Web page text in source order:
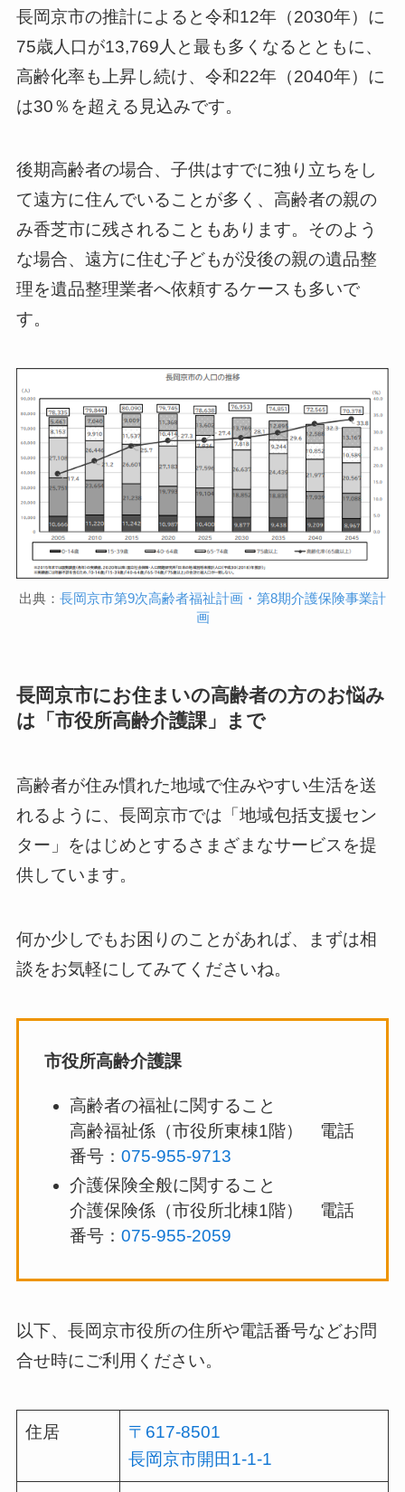
長岡京市の推計によると令和12年（2030年）に
75歳人口が13,769人と最も多くなるとともに、
高齢化率も上昇し続け、令和22年（2040年）に
は30％を超える見込みです。
後期高齢者の場合、子供はすでに独り立ちをし
て遠方に住んでいることが多く、高齢者の親の
み香芝市に残されることもあります。そのよう
な場合、遠方に住む子どもが没後の親の遺品整
理を遺品整理業者へ依頼するケースも多いで
す。
出典： 長岡京市第9次高齢者福祉計画・第8期介護保険事業計
画
長岡京市にお住まいの高齢者の方のお悩み
は「市役所高齢介護課」まで
高齢者が住み慣れた地域で住みやすい生活を送
れるように、長岡京市では「地域包括支援セン
ター」をはじめとするさまざまなサービスを提
供しています。
何か少しでもお困りのことがあれば、まずは相
談をお気軽にしてみてくださいね。
市役所高齢介護課
高齢者の福祉に関すること
高齢福祉係（市役所東棟1階） 電話
番号：075-955-9713
介護保険全般に関すること
介護保険係（市役所北棟1階） 電話
番号：075-955-2059
以下、長岡京市役所の住所や電話番号などお問
合せ時にご利用ください。
住居
〒617-8501
長岡京市開田1-1-1